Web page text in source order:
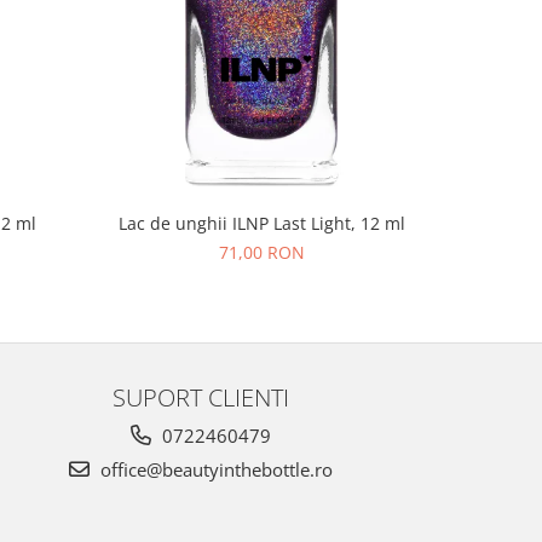
ml
Lac de unghii ILNP Last Light, 12 ml
71,00 RON
SUPORT CLIENTI
0722460479
office@beautyinthebottle.ro